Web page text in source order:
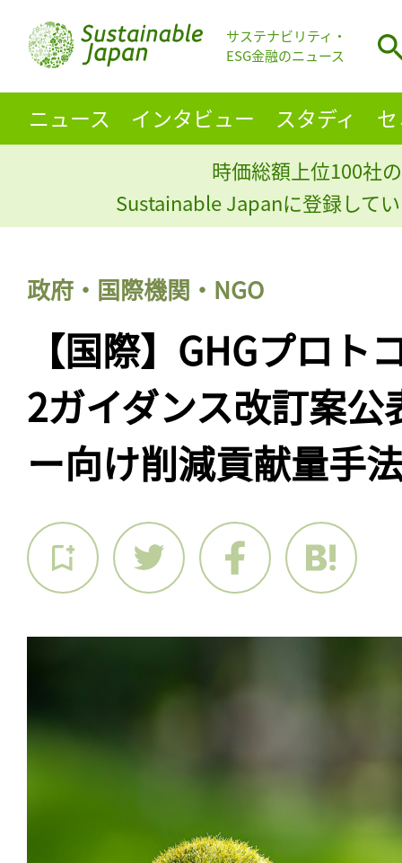
サステナビリティ・
ESG金融のニュース
ニュース インタビュー スタディ
時価総額上位100社
Sustainable Japanに登録して
政府・国際機関・NGO
【国際】GHGプロト
2ガイダンス改訂案公
ー向け削減貢献量手